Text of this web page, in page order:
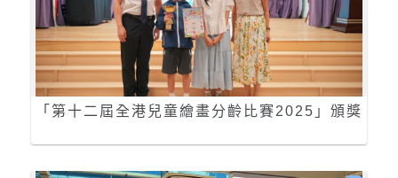
「第十二屆全港兒童繪畫分齡比賽2025」頒獎